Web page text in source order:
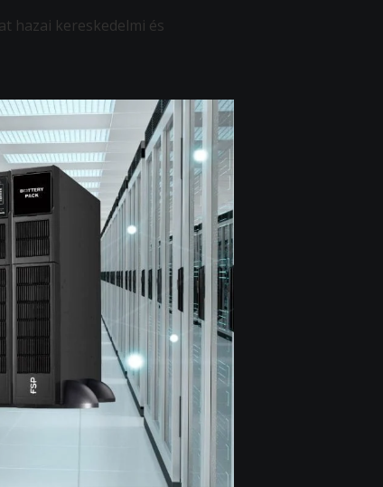
hazai kereskedelmi és